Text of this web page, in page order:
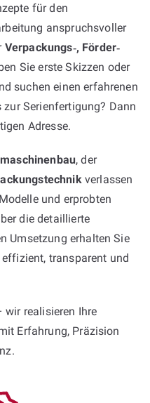
für den
anspruchsvoller
Verpackungs‑, Förder‑
Sie erste Skizzen oder
suchen einen erfahrenen
Serienfertigung? Dann
Adresse.
, der
verlassen
und erprobten
die detaillierte
Umsetzung erhalten Sie
transparent und
wir realisieren Ihre
Erfahrung, Präzision